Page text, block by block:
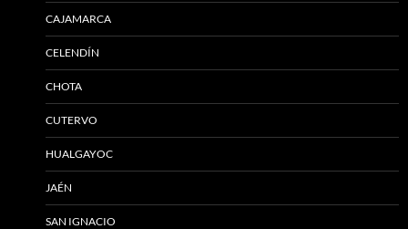
CAJAMARCA
CELENDÍN
CHOTA
CUTERVO
HUALGAYOC
JAÉN
SAN IGNACIO